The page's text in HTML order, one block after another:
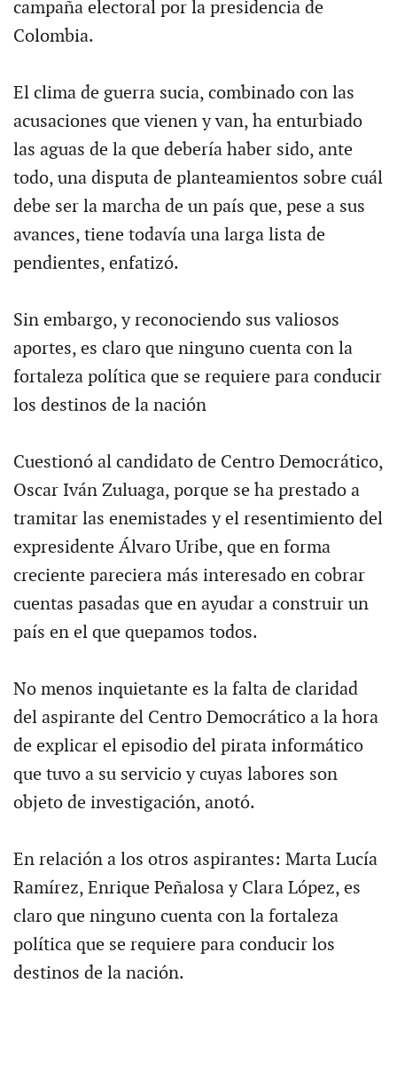
campaña electoral por la presidencia de
Colombia.
El clima de guerra sucia, combinado con las
acusaciones que vienen y van, ha enturbiado
las aguas de la que debería haber sido, ante
todo, una disputa de planteamientos sobre cuál
debe ser la marcha de un país que, pese a sus
avances, tiene todavía una larga lista de
pendientes, enfatizó.
Sin embargo, y reconociendo sus valiosos
aportes, es claro que ninguno cuenta con la
fortaleza política que se requiere para conducir
los destinos de la nación
Cuestionó al candidato de Centro Democrático,
Oscar Iván Zuluaga, porque se ha prestado a
tramitar las enemistades y el resentimiento del
expresidente Álvaro Uribe, que en forma
creciente pareciera más interesado en cobrar
cuentas pasadas que en ayudar a construir un
país en el que quepamos todos.
No menos inquietante es la falta de claridad
del aspirante del Centro Democrático a la hora
de explicar el episodio del pirata informático
que tuvo a su servicio y cuyas labores son
objeto de investigación, anotó.
En relación a los otros aspirantes: Marta Lucía
Ramírez, Enrique Peñalosa y Clara López, es
claro que ninguno cuenta con la fortaleza
política que se requiere para conducir los
destinos de la nación.